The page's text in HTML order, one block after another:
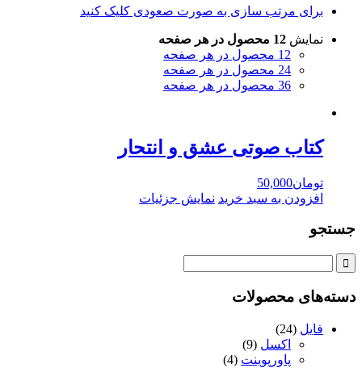
برای مرتب سازی به صورت صعودی کلیک کنید
نمایش 12 محصول در هر صفحه
12 محصول در هر صفحه
24 محصول در هر صفحه
36 محصول در هر صفحه
کتاب صوتی عشق و انتحار
تومان50,000
افزودن به سبد خرید نمایش جزئیات
جستجو
دسته‌های محصولات
فایل (24)
اکسل (9)
پاورپوینت (4)